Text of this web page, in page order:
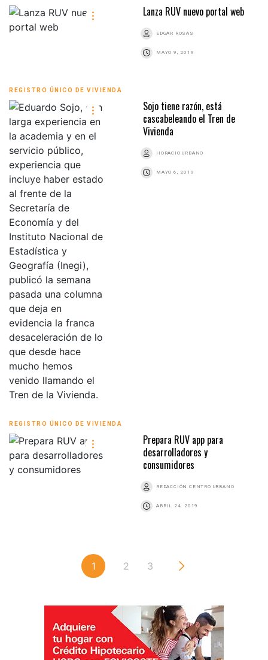
Lanza RUV nuevo portal web
EDGAR ROSAS
MAYO 9, 2019
REGISTRO ÚNICO DE VIVIENDA
Sojo tiene razón, está
cascabeleando el Tren de
Vivienda
HORACIO URBANO
MAYO 6, 2019
REGISTRO ÚNICO DE VIVIENDA
Prepara RUV app para
desarrolladores y
consumidores
REDACCIÓN CENTRO URBANO
ABRIL 24, 2019
1 2 3